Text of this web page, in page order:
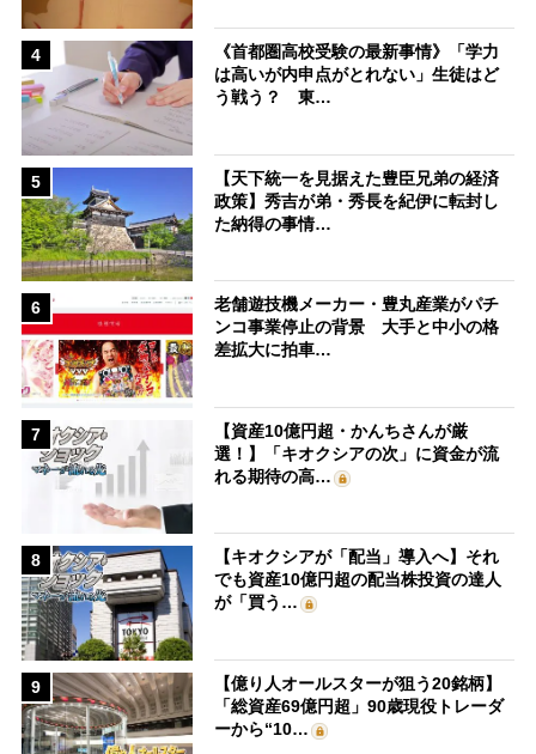
4
《首都圏高校受験の最新事情》「学力
は高いが内申点がとれない」生徒はど
う戦う？ 東…
5
【天下統一を見据えた豊臣兄弟の経済
政策】秀吉が弟・秀長を紀伊に転封し
た納得の事情…
6
老舗遊技機メーカー・豊丸産業がパチ
ンコ事業停止の背景 大手と中小の格
差拡大に拍車…
7
【資産10億円超・かんちさんが厳
選！】「キオクシアの次」に資金が流
れる期待の高…
8
【キオクシアが「配当」導入へ】それ
でも資産10億円超の配当株投資の達人
が「買う…
9
【億り人オールスターが狙う20銘柄】
「総資産69億円超」90歳現役トレーダ
ーから“10…